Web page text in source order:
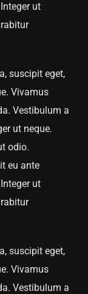
ut
suscipit eget,
Vivamus
Vestibulum a
ut neque.
odio.
eu ante
ut
suscipit eget,
Vivamus
Vestibulum a